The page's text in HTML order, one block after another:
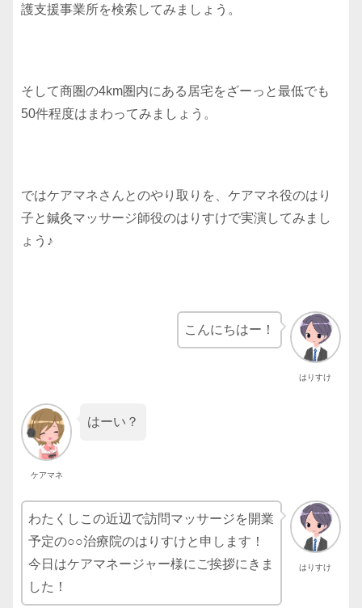
護支援事業所を検索してみましょう。
そして商圏の4km圏内にある居宅をざーっと最低でも
50件程度はまわってみましょう。
ではケアマネさんとのやり取りを、ケアマネ役のはり
子と鍼灸マッサージ師役のはりすけで実演してみまし
ょう♪
はりすけ
こんにちはー！
ケアマネ
はーい？
はりすけ
わたくしこの近辺で訪問マッサージを開業
予定の○○治療院のはりすけと申します！
今日はケアマネージャー様にご挨拶にきま
した！